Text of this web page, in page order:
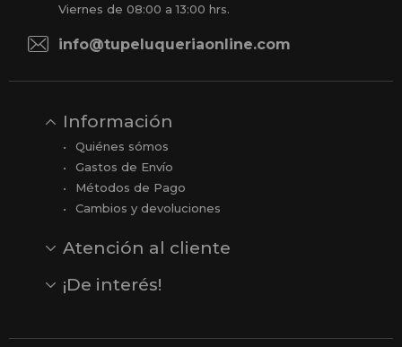
Viernes de 08:00 a 13:00 hrs.
info@tupeluqueriaonline.com
Información
Quiénes sómos
Gastos de Envío
Métodos de Pago
Cambios y devoluciones
Atención al cliente
Opiniones
Reseñas en Google
¡De interés!